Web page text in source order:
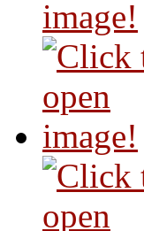
image!